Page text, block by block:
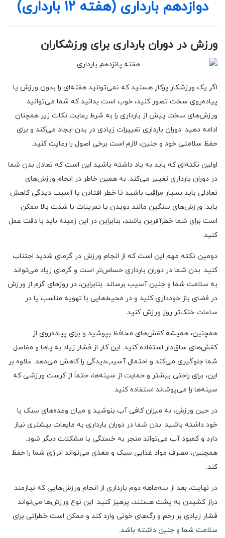
دوازدهم بارداری (هفته 12 بارداری)
ورزش در دوران بارداری برای ورزشکاران
اگر یک ورزشکار پرکار هستید که نمی‌توانید هفته‌ای را بدون ورزش یا
پیاده‌روی سخت تصور کنید، خوب است بدانید که شما می‌توانید
ورزش‌های سخت پیش از بارداری را به شرط رعایت نکات زیر همچنان
ادامه دهید. دوران بارداری تغییرات زیادی در بدن ایجاد می‌کند و برای
حفظ سلامتی خود و جنین، لازم است برخی اصول را رعایت کنید.
اولین نکته‌ای که باید به یاد داشته باشید این است که تعادل بدن شما
در دوران بارداری تغییر می‌کند. به همین خاطر در انجام ورزش‌های
تعادلی باید بسیار مراقب باشید تا خطر افتادن یا آسیب دیدگی کاهش
یابد. ورزش‌های سنگین مانند دویدن یا تمرینات با شدت بالا ممکن
است برای شما خطرآفرین باشند، بنابراین در این زمینه باید با دقت عمل
کنید.
دومین نکته مهم این است که از انجام ورزش در گرمای شدید اجتناب
کنید. بدن شما در دوران بارداری حساس‌تر است و گرمای زیاد می‌تواند
به سلامت شما و جنین آسیب برساند. بنابراین، در روزهای گرم از ورزش
در فضای باز خودداری کنید و در محیط‌هایی با تهویه مناسب یا در
ساعات خنک‌تر روز ورزش کنید.
همچنین، همیشه کفش‌های محافظ بپوشید و برای پیاده‌روی از
کفش‌های ساق‌دار استفاده کنید. این کار از فشار زیاد به پاها و مفاصل
شما جلوگیری می‌کند و احتمال آسیب‌دیدگی را کاهش می‌دهد. علاوه بر
این، برای راحتی بیشتر و حمایت از سینه‌ها، حتماً از کرست ورزشی که
سینه‌ها را می‌پوشاند استفاده کنید.
در حین ورزش، به میزان کافی آب بنوشید و میان وعده‌های سبک با
خود داشته باشید. بدن شما در دوران بارداری به مایعات بیشتری نیاز
دارد و کمبود آب می‌تواند منجر به خستگی یا مشکلات دیگر شود.
همچنین، مصرف مواد غذایی سبک و مغذی می‌تواند انرژی شما را حفظ
کند.
در نهایت، بعد از سه‌ماهه دوم بارداری از انجام ورزش‌هایی که نیازمند
دراز کشیدن به پشت هستند، پرهیز کنید. این نوع ورزش‌ها می‌تواند
فشار زیادی بر رحم و رگ‌های خونی وارد کند و ممکن است خطراتی برای
سلامت شما و جنین داشته باشد.